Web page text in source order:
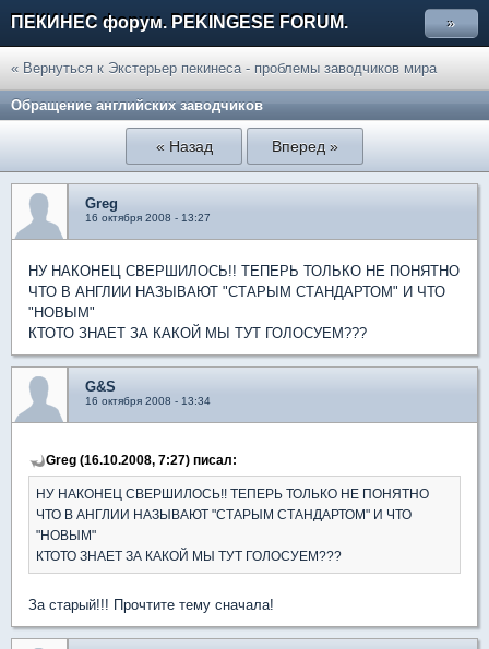
ПЕКИНЕС форум. PEKINGESE FORUM. »
« Вернуться к Экстерьер пекинеса - проблемы заводчиков мира
Обращение английских заводчиков
« Назад Вперед »
Greg
16 октября 2008 - 13:27
НУ НАКОНЕЦ СВЕРШИЛОСЬ!! ТЕПЕРЬ ТОЛЬКО НЕ ПОНЯТНО
ЧТО В АНГЛИИ НАЗЫВАЮТ "СТАРЫМ СТАНДАРТОМ" И ЧТО
"НОВЫМ"
КТОТО ЗНАЕТ ЗА КАКОЙ МЫ ТУТ ГОЛОСУЕМ???
G&S
16 октября 2008 - 13:34
Greg (16.10.2008, 7:27) писал:
НУ НАКОНЕЦ СВЕРШИЛОСЬ!! ТЕПЕРЬ ТОЛЬКО НЕ ПОНЯТНО
ЧТО В АНГЛИИ НАЗЫВАЮТ "СТАРЫМ СТАНДАРТОМ" И ЧТО
"НОВЫМ"
КТОТО ЗНАЕТ ЗА КАКОЙ МЫ ТУТ ГОЛОСУЕМ???
За старый!!! Прочтите тему сначала!